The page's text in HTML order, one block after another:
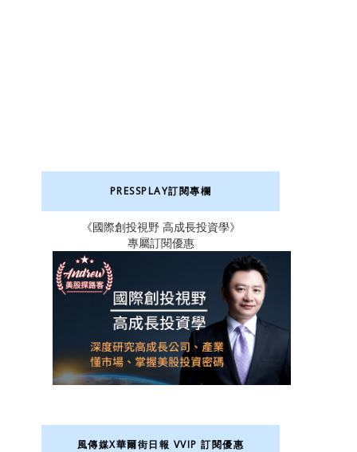
PRESSPLAY訂閱專欄
《國際創投視野 高成長投資學》
專屬訂閱優惠
風傳媒X華爾街日報 VVIP 訂閱優惠